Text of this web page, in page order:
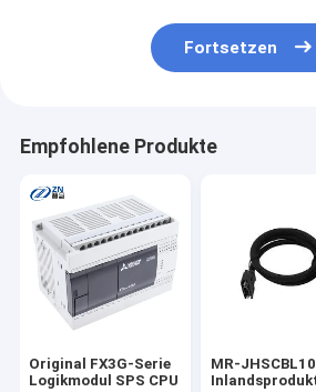
Fortsetzen
Empfohlene Produkte
Original FX3G-Serie
Logikmodul SPS CPU
MR-